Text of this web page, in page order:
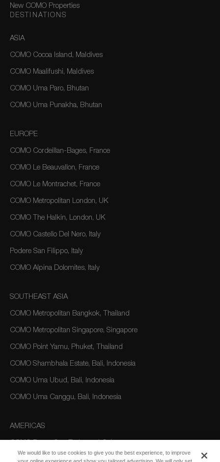
New COMO Properties
DESTINATIONS
ASIA
COMO Cocoa Island, Maldives
COMO Maalifushi, Maldives
COMO Uma Paro, Bhutan
COMO Uma Punakha, Bhutan
EUROPE
COMO Cordeillan-Bages, France
COMO Le Beauvallon, France
COMO Le Montrachet, France
COMO Metropolitan London, UK
COMO The Halkin, London, UK
COMO Castello Del Nero, Italy
Podere San Filippo, Italy
COMO Alpina Dolomites, Italy
SOUTHEAST ASIA
COMO Metropolitan Bangkok, Thailand
COMO Metropolitan Singapore, Singapore
COMO Point Yamu, Phuket, Thailand
COMO Shambhala Estate, Bali, Indonesia
COMO Uma Ubud, Bali, Indonesia
COMO Uma Canggu, Bali, Indonesia
AMERICAS
We would like to use cookies to give you the best experience, to improve